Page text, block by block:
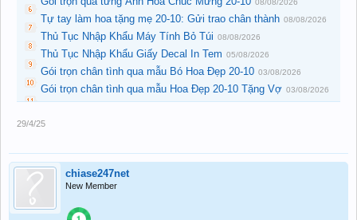
08/08/2026
Tự tay làm hoa tặng mẹ 20-10: Gửi trao chân thành 08/08/2026
Thủ Tục Nhập Khẩu Máy Tính Bỏ Túi 08/08/2026
Thủ Tục Nhập Khẩu Giấy Decal In Tem 05/08/2026
Gói trọn chân tình qua mẫu Bó Hoa Đẹp 20-10 03/08/2026
Gói trọn chân tình qua mẫu Hoa Đẹp 20-10 Tặng Vợ 03/08/2026
29/4/25
chiase247net
New Member